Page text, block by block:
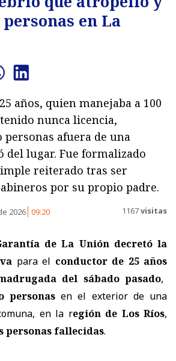
en La
años, quien manejaba a 100
nunca licencia,
personas afuera de una
del lugar. Fue formalizado
reiterado tras ser
por su propio padre.
2026 09:20 1167visitas
de La Unión decretó la
para el conductor de 25 años
del sábado pasado,
personasen el exterior de una
en la región de Los Ríos,
personas fallecidas.